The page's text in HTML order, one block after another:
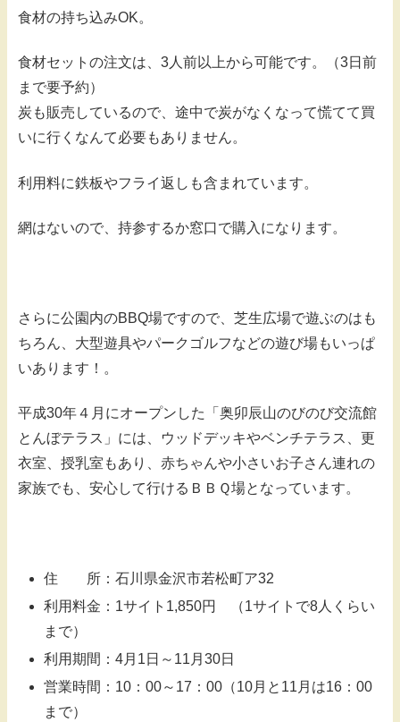
食材の持ち込みOK。
食材セットの注文は、3人前以上から可能です。（3日前
まで要予約）
炭も販売しているので、途中で炭がなくなって慌てて買
いに行くなんて必要もありません。
利用料に鉄板やフライ返しも含まれています。
網はないので、持参するか窓口で購入になります。
さらに公園内のBBQ場ですので、芝生広場で遊ぶのはも
ちろん、大型遊具やパークゴルフなどの遊び場もいっぱ
いあります！。
平成30年４月にオープンした「奥卯辰山のびのび交流館
とんぼテラス」には、ウッドデッキやベンチテラス、更
衣室、授乳室もあり、赤ちゃんや小さいお子さん連れの
家族でも、安心して行けるＢＢＱ場となっています。
住 所：石川県金沢市若松町ア32
利用料金：1サイト1,850円 （1サイトで8人くらい
まで）
利用期間：4月1日～11月30日
営業時間：10：00～17：00（10月と11月は16：00
まで）